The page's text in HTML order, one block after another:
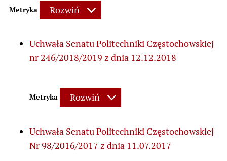
Metryka Rozwiń
Uchwała Senatu Politechniki Częstochowskiej
nr 246/2018/2019 z dnia 12.12.2018
Metryka Rozwiń
Uchwała Senatu Politechniki Częstochowskiej
Nr 98/2016/2017 z dnia 11.07.2017